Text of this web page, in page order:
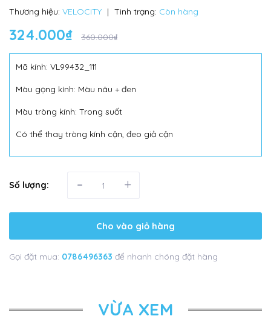
Thương hiệu: VELOCITY | Tình trạng: Còn hàng
324.000₫ 360.000₫
Mã kính: VL99432_111
Màu gọng kính: Màu nâu + đen
Màu tròng kính: Trong suốt
Có thể thay tròng kính cận, đeo giả cận
Số lượng: - +
Cho vào giỏ hàng
Gọi đặt mua: 0786496363 để nhanh chóng đặt hàng
VỪA XEM